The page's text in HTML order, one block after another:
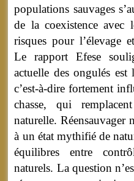
populations sauvages
de la coexistence avec
risques pour l’élevage
Le rapport Efese
actuelle des ongulés est
c’est-à-dire fortement
chasse, qui
naturelle. Réensauvager
à un état mythifié de
équilibres entre
naturels. La question